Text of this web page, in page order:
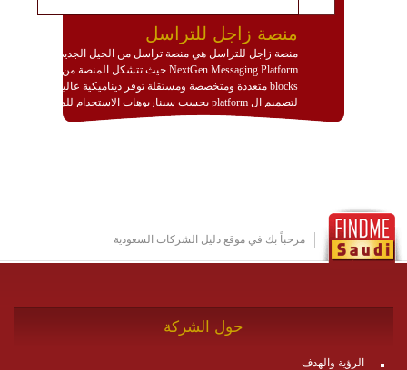
منصة زاجل للتراسل
منصة زاجل للتراسل هي منصة تراسل من الجيل الجديد
NextGen Messaging Platform حيث تتشكل المنصة من
blocks متعددة ومتخصصة ومستقلة توفر ديناميكية عالية
لتصميم ال platform بحسب سيناريوهات الاستخدام للمنصة
وتتوافق مع النشر والاستثمار ضمن بيئة استضافة dedicated
http://www.plutosms.com/zagel
مرحباً بك في موقع دليل الشركات السعودية
حول الشركة
الرؤية والهدف